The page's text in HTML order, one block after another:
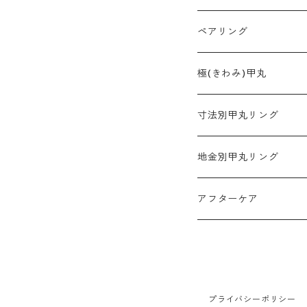
ペアリング
2mm幅
3mm幅
4mm幅
5mm幅
極(きわみ)甲丸
寸法別甲丸リング
2mm幅
3mm幅
地金別甲丸リング
プラチナ900
アフターケア
プライバシーポリシー